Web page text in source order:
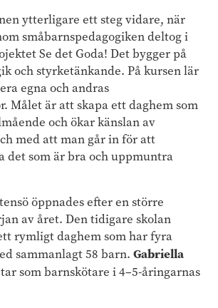
ytterligare ett steg vidare, när
småbarnspedagogiken deltog i
Se det Goda! Det bygger på
och styrketänkande. På kursen lär
egna och andras
Målet är att skapa ett daghem som
och ökar känslan av
med att man går in för att
det som är bra och uppmuntra
öppnades efter en större
av året. Den tidigare skolan
rymligt daghem som har fyra
sammanlagt 58 barn. Gabriella
som barnskötare i 4–5-åringarnas